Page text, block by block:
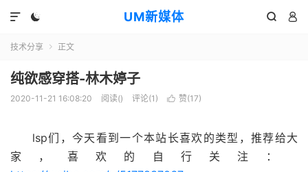
UM新媒体
  

技术分享  正文
纯欲感穿搭-林木婷子
2020-11-21 16:08:20 阅读() 评论(1)  赞(17)
lsp们，今天看到一个本站长喜欢的类型，推荐给大
家，喜欢的自行关注：